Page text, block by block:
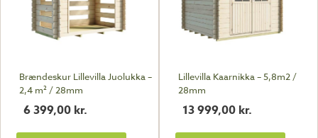
Brændeskur Lillevilla Juolukka –
2,4 m² / 28mm
6 399,00 kr.
Lillevilla Kaarnikka – 5,8m2 /
28mm
13 999,00 kr.